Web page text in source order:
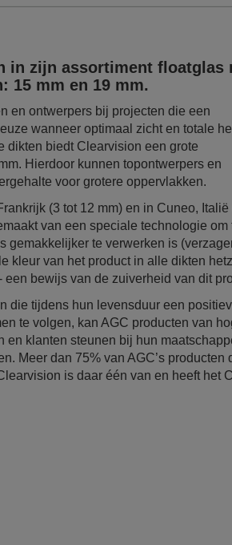
in zijn assortiment floatglas
15 mm en 19 mm.
en ontwerpers bij projecten die een
wanneer optimaal zicht en totale
dikten biedt Clearvision een grote
Hierdoor kunnen topontwerpers en
voor grotere oppervlakken.
(3 tot 12 mm) en in Cuneo, Italië
van een speciale technologie om
gemakkelijker te verwerken is
kleur van het product in alle dikten
bewijs van de zuiverheid van dit
die tijdens hun levensduur een
te volgen, kan AGC producten van
klanten steunen bij hun
Meer dan 75% van AGC’s producten
is daar één van en heeft het